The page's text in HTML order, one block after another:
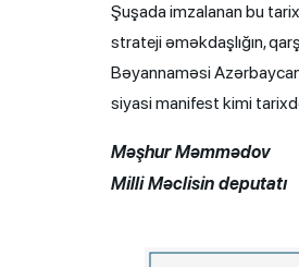
Şuşada imzalanan bu
strateji əməkdaşlığın,
Bəyannaməsi
siyasi manifest kimi
Məşhur Məmmədov
Milli Məclisin deputatı